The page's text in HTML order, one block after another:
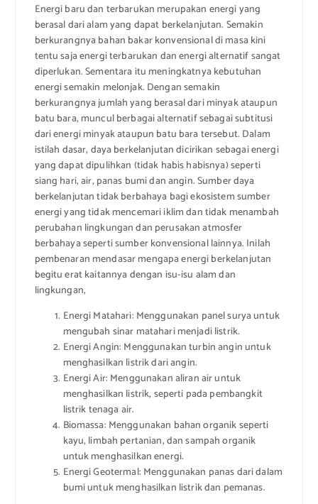
Energi baru dan terbarukan merupakan energi yang
berasal dari alam yang dapat berkelanjutan. Semakin
berkurangnya bahan bakar konvensional di masa kini
tentu saja energi terbarukan dan energi alternatif sangat
diperlukan. Sementara itu meningkatnya kebutuhan
energi semakin melonjak. Dengan semakin
berkurangnya jumlah yang berasal dari minyak ataupun
batu bara, muncul berbagai alternatif sebagai subtitusi
dari energi minyak ataupun batu bara tersebut. Dalam
istilah dasar, daya berkelanjutan dicirikan sebagai energi
yang dapat dipulihkan (tidak habis habisnya) seperti
siang hari, air, panas bumi dan angin. Sumber daya
berkelanjutan tidak berbahaya bagi ekosistem sumber
energi yang tidak mencemari iklim dan tidak menambah
perubahan lingkungan dan perusakan atmosfer
berbahaya seperti sumber konvensional lainnya. Inilah
pembenaran mendasar mengapa energi berkelanjutan
begitu erat kaitannya dengan isu-isu alam dan
lingkungan,
Energi Matahari: Menggunakan panel surya untuk
mengubah sinar matahari menjadi listrik.
Energi Angin: Menggunakan turbin angin untuk
menghasilkan listrik dari angin.
Energi Air: Menggunakan aliran air untuk
menghasilkan listrik, seperti pada pembangkit
listrik tenaga air.
Biomassa: Menggunakan bahan organik seperti
kayu, limbah pertanian, dan sampah organik
untuk menghasilkan energi.
Energi Geotermal: Menggunakan panas dari dalam
bumi untuk menghasilkan listrik dan pemanas.